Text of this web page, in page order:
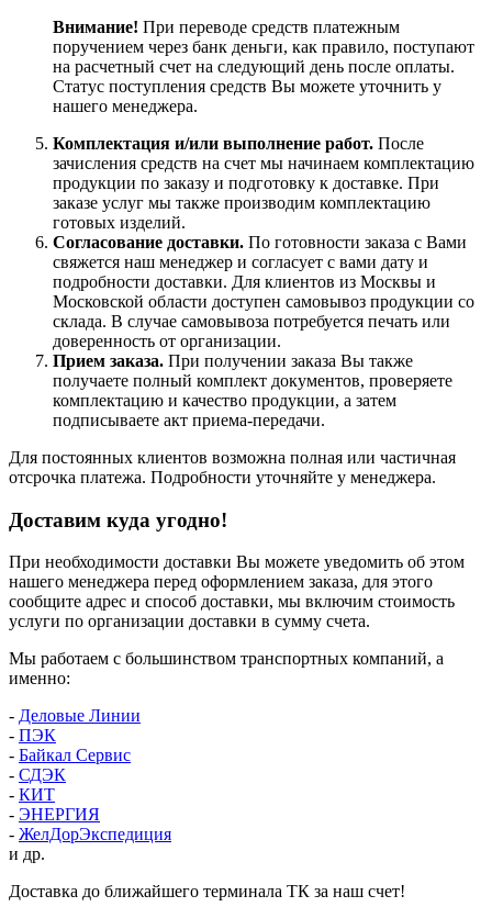
Внимание! При переводе средств платежным
поручением через банк деньги, как правило, поступают
на расчетный счет на следующий день после оплаты.
Статус поступления средств Вы можете уточнить у
нашего менеджера.
Комплектация и/или выполнение работ. После
зачисления средств на счет мы начинаем комплектацию
продукции по заказу и подготовку к доставке. При
заказе услуг мы также производим комплектацию
готовых изделий.
Согласование доставки. По готовности заказа с Вами
свяжется наш менеджер и согласует с вами дату и
подробности доставки. Для клиентов из Москвы и
Московской области доступен самовывоз продукции со
склада. В случае самовывоза потребуется печать или
доверенность от организации.
Прием заказа. При получении заказа Вы также
получаете полный комплект документов, проверяете
комплектацию и качество продукции, а затем
подписываете акт приема-передачи.
Для постоянных клиентов возможна полная или частичная
отсрочка платежа. Подробности уточняйте у менеджера.
Доставим куда угодно!
При необходимости доставки Вы можете уведомить об этом
нашего менеджера перед оформлением заказа, для этого
сообщите адрес и способ доставки, мы включим стоимость
услуги по организации доставки в сумму счета.
Мы работаем с большинством транспортных компаний, а
именно:
- Деловые Линии
- ПЭК
- Байкал Сервис
- СДЭК
- КИТ
- ЭНЕРГИЯ
- ЖелДорЭкспедиция
и др.
Доставка до ближайшего терминала ТК за наш счет!